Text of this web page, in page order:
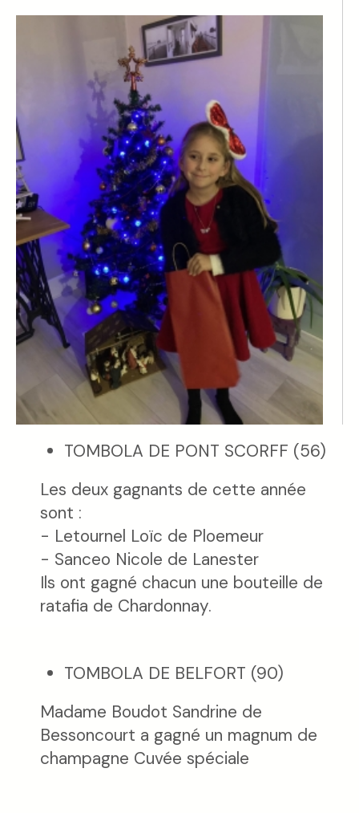
TOMBOLA DE PONT SCORFF (56)
Les deux gagnants de cette année
sont :
- Letournel Loïc de Ploemeur
- Sanceo Nicole de Lanester
Ils ont gagné chacun une bouteille de
ratafia de Chardonnay.
TOMBOLA DE BELFORT (90)
Madame Boudot Sandrine de
Bessoncourt a gagné un magnum de
champagne Cuvée spéciale